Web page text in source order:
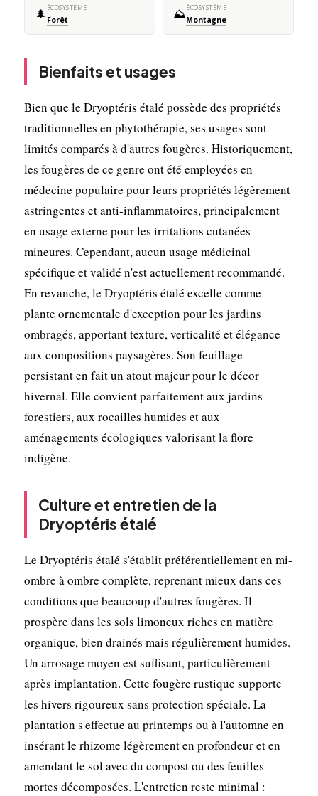
🌲 ÉCOSYSTÈME
Forêt ⛰️ÉCOSYSTÈME
Montagne
Bienfaits et usages
Bien que le Dryoptéris étalé possède des propriétés
traditionnelles en phytothérapie, ses usages sont
limités comparés à d'autres fougères. Historiquement,
les fougères de ce genre ont été employées en
médecine populaire pour leurs propriétés légèrement
astringentes et anti-inflammatoires, principalement
en usage externe pour les irritations cutanées
mineures. Cependant, aucun usage médicinal
spécifique et validé n'est actuellement recommandé.
En revanche, le Dryoptéris étalé excelle comme
plante ornementale d'exception pour les jardins
ombragés, apportant texture, verticalité et élégance
aux compositions paysagères. Son feuillage
persistant en fait un atout majeur pour le décor
hivernal. Elle convient parfaitement aux jardins
forestiers, aux rocailles humides et aux
aménagements écologiques valorisant la flore
indigène.
Culture et entretien de la
Dryoptéris étalé
Le Dryoptéris étalé s'établit préférentiellement en mi-
ombre à ombre complète, reprenant mieux dans ces
conditions que beaucoup d'autres fougères. Il
prospère dans les sols limoneux riches en matière
organique, bien drainés mais régulièrement humides.
Un arrosage moyen est suffisant, particulièrement
après implantation. Cette fougère rustique supporte
les hivers rigoureux sans protection spéciale. La
plantation s'effectue au printemps ou à l'automne en
insérant le rhizome légèrement en profondeur et en
amendant le sol avec du compost ou des feuilles
mortes décomposées. L'entretien reste minimal :